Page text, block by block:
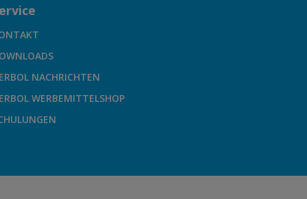
NACHRICHTEN
WERBEMITTELSHOP